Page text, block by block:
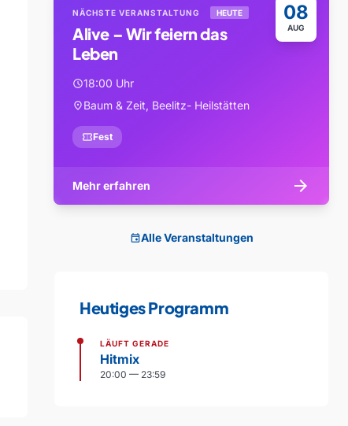
08
AUG
NÄCHSTE VERANSTALTUNG HEUTE
Alive – Wir feiern das
Leben
schedule18:00 Uhr
location_onBaum & Zeit, Beelitz- Heilstätten
confirmation_numberFest
Mehr erfahren arrow_forward
eventAlle Veranstaltungen
Heutiges Programm
LÄUFT GERADE
Hitmix
20:00 — 23:59